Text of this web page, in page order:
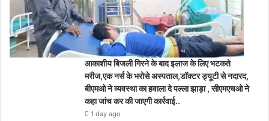
आकाशीय बिजली गिरने के बाद इलाज के लिए भटकते
मरीज,एक नर्स के भरोसे अस्पताल,डॉक्टर ड्यूटी से नदारद,
बीएमओ ने व्यवस्था का हवाला दे पल्ला झाड़ा , सीएमएचओ ने
कहा जांच कर की जाएगी कार्रवाई..
1 day ago